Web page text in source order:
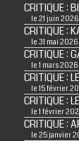
CRITIQUE :
le 21 juin
CRITIQUE :
le 31 mai 2026
CRITIQUE :
le 1 mars
CRITIQUE :
le 15 février
CRITIQUE :
le 1 février
CRITIQUE :
le 25 janvier